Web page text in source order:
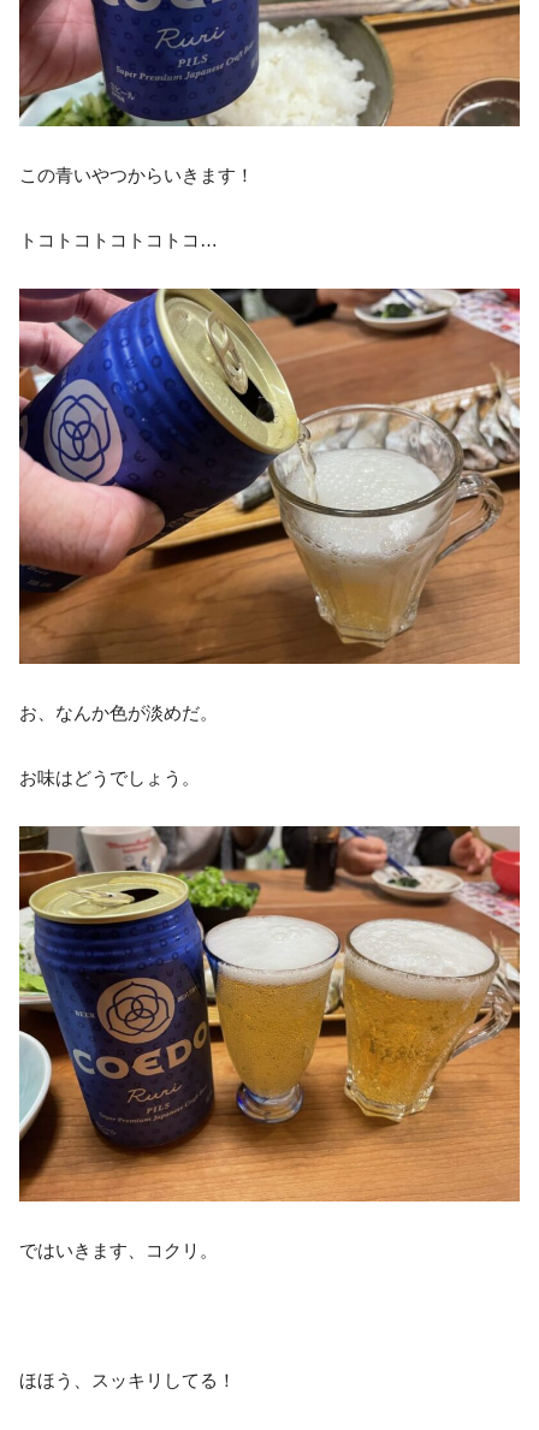
この青いやつからいきます！
トコトコトコトコトコ…
お、なんか色が淡めだ。
お味はどうでしょう。
ではいきます、コクリ。
ほほう、スッキリしてる！